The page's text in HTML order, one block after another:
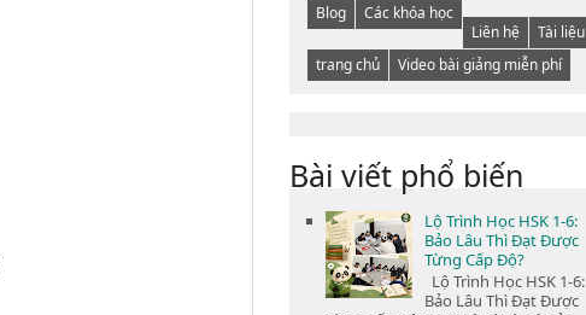
Blog
Các khóa học
Liên hệ
Tài liệu
trang chủ
Video bài giảng miễn phí
Bài viết phổ biến
Lộ Trình Học HSK 1-6:
Bảo Lâu Thì Đạt Được
Từng Cấp Độ?
Lộ Trình Học HSK 1-6:
Bảo Lâu Thì Đạt Được